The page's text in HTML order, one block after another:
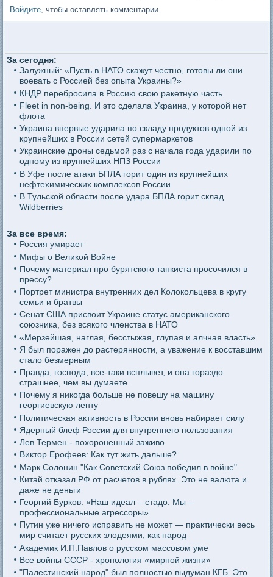
Войдите, чтобы оставлять комментарии
За сегодня:
Залужный: «Пусть в НАТО скажут честно, готовы ли они
воевать с Россией без опыта Украины?»
КНДР перебросила в Россию свою ракетную часть
Fleet in non-being. И это сделала Украина, у которой нет
флота
Украина впервые ударила по складу продуктов одной из
крупнейших в России сетей супермаркетов
Украинские дроны седьмой раз с начала года ударили по
одному из крупнейших НПЗ России
В Уфе после атаки БПЛА горит один из крупнейших
нефтехимических комплексов России
В Тульской области после удара БПЛА горит склад
Wildberries
За все время:
Россия умирает
Мифы о Великой Войне
Почему материал про бурятского танкиста просочился в
прессу?
Портрет министра внутренних дел Колокольцева в кругу
семьи и братвы
Сенат США присвоит Украине статус американского
союзника, без всякого членства в НАТО
«Мерзейшая, наглая, бесстыжая, глупая и алчная власть»
Я был поражен до растерянности, а уважение к восставшим
стало безмерным
Правда, господа, все-таки всплывет, и она гораздо
страшнее, чем вы думаете
Почему я никогда больше не повешу на машину
георгиевскую ленту
Политическая активность в России вновь набирает силу
Ядерный блеф России для внутреннего пользования
Лев Термен - похороненный заживо
Виктор Ерофеев: Как тут жить дальше?
Марк Солонин "Как Советский Союз победил в войне"
Китай отказал РФ от расчетов в рублях. Это не валюта и
даже не деньги
Георгий Бурков: «Наш идеал – стадо. Мы –
профессиональные агрессоры»
Путин уже ничего исправить не может — практически весь
мир считает русских злодеями, как народ
Академик И.П.Павлов о русском массовом уме
Все войны СССР - хронология «мирной жизни»
"Палестинский народ" был полностью выдуман КГБ. Это